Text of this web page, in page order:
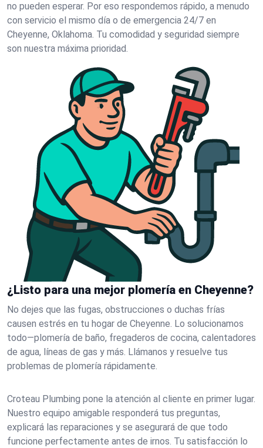
no pueden esperar. Por eso respondemos rápido, a menudo
con servicio el mismo día o de emergencia 24/7 en
Cheyenne, Oklahoma. Tu comodidad y seguridad siempre
son nuestra máxima prioridad.
¿Listo para una mejor plomería en Cheyenne?
No dejes que las fugas, obstrucciones o duchas frías
causen estrés en tu hogar de Cheyenne. Lo solucionamos
todo—plomería de baño, fregaderos de cocina, calentadores
de agua, líneas de gas y más. Llámanos y resuelve tus
problemas de plomería rápidamente.
Croteau Plumbing pone la atención al cliente en primer lugar.
Nuestro equipo amigable responderá tus preguntas,
explicará las reparaciones y se asegurará de que todo
funcione perfectamente antes de irnos. Tu satisfacción lo